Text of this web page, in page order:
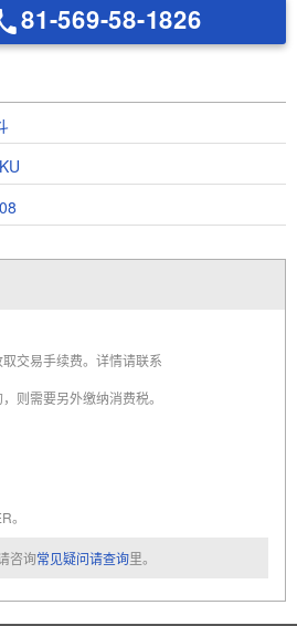
81-569-58-1826
交易手续费。详情请联系
则需要另外缴纳消费税。
。
咨询常见疑问请查询里。